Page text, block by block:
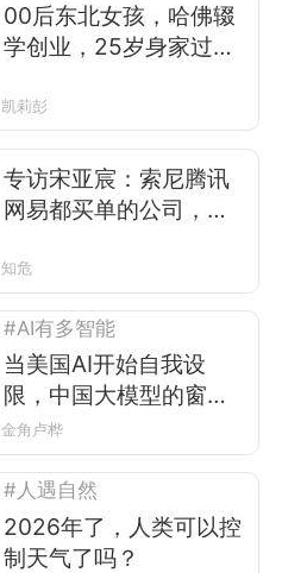
00后东北女孩，哈佛辍
学创业，25岁身家过
凯莉彭
专访宋亚宸：索尼腾讯
网易都买单的公司，竟
知危
#AI有多智能
当美国AI开始自我设
限，中国大模型的窗口
期来了
金角卢桦
#人遇自然
2026年了，人类可以控
制天气了吗？